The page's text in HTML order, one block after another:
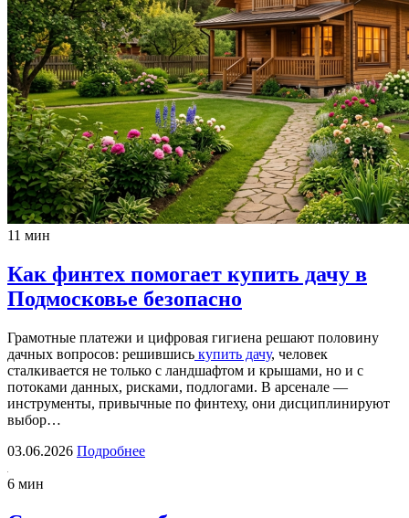
11 мин
Как финтех помогает купить дачу в
Подмосковье безопасно
Грамотные платежи и цифровая гигиена решают половину
дачных вопросов: решившись купить дачу, человек
сталкивается не только с ландшафтом и крышами, но и с
потоками данных, рисками, подлогами. В арсенале —
инструменты, привычные по финтеху, они дисциплинируют
выбор…
03.06.2026 Подробнее
6 мин